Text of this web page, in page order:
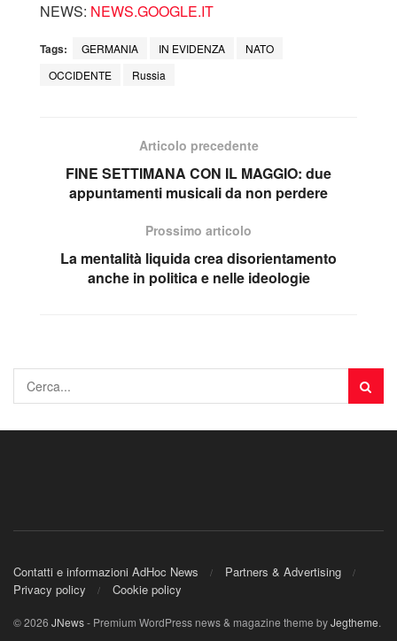
NEWS: NEWS.GOOGLE.IT
Tags: GERMANIA IN EVIDENZA
NATO
OCCIDENTE
Russia
Articolo precedente
FINE SETTIMANA CON IL MAGGIO: due
appuntamenti musicali da non perdere
Prossimo articolo
La mentalità liquida crea disorientamento
anche in politica e nelle ideologie
Contatti e informazioni AdHoc News
Partners & Advertising
Privacy policy
Cookie policy
© 2026 JNews- Premium WordPress news & magazine theme byJegtheme.